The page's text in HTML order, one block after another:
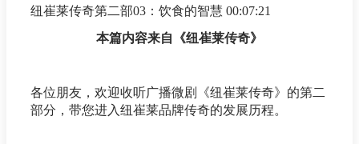
纽崔莱传奇第二部03：饮食的智慧 00:07:21
本篇内容来自《纽崔莱传奇》
各位朋友，欢迎收听广播微剧《纽崔莱传奇》的第二
部分，带您进入纽崔莱品牌传奇的发展历程。